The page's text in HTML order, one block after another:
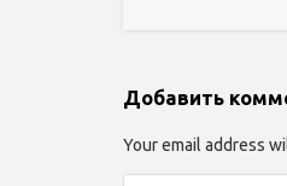
Добавить
Your email address